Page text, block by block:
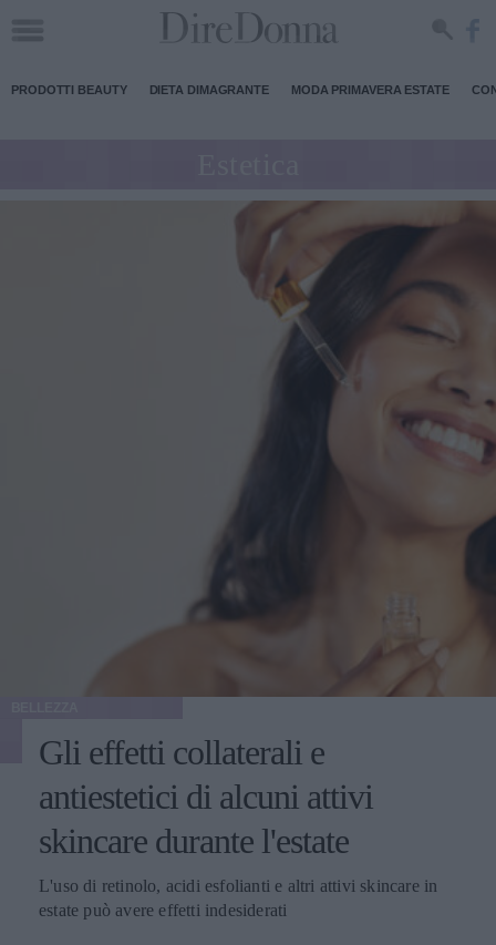
PRODOTTI BEAUTY DIETA DIMAGRANTE MODA PRIMAVERA ESTATE
Gli effetti collaterali e
antiestetici di alcuni attivi
skincare durante l'estate
L'uso di retinolo, acidi esfolianti e altri attivi skincare in
estate può avere effetti indesiderati